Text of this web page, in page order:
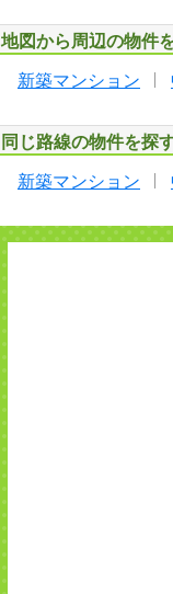
地図から周辺の物件
新築マンション
同じ路線の物件を探
新築マンション